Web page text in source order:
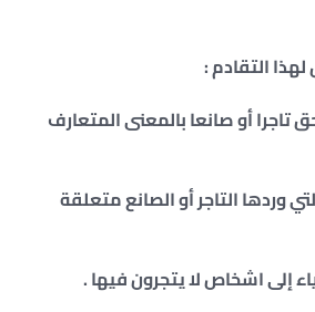
التقادم :
تاجرا أو صانعا بالمعنى المتعارف
وردها التاجر أو الصانع متعلقة